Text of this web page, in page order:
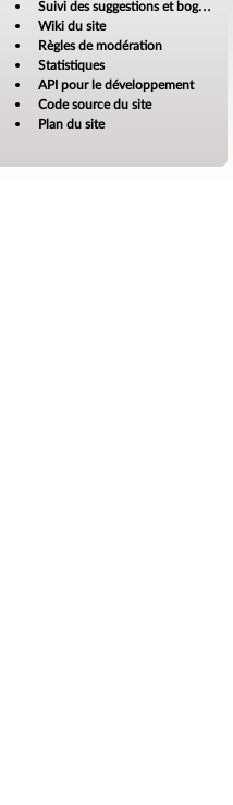
Suivi des suggestions et bogues
Wiki du site
Règles de modération
Statistiques
API pour le développement
Code source du site
Plan du site